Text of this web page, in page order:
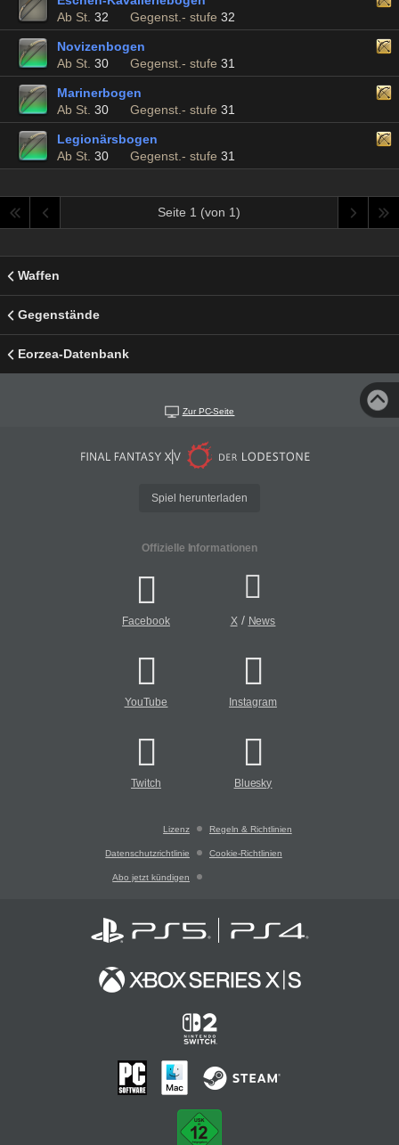
Ab St. 32 Gegenst.- stufe 32
Novizenbogen
Ab St. 30 Gegenst.- stufe 31
Marinerbogen
Ab St. 30 Gegenst.- stufe 31
Legionärsbogen
Ab St. 30 Gegenst.- stufe 31
Seite 1 (von 1)
Waffen
Gegenstände
Eorzea-Datenbank
Zur PC-Seite
Spiel herunterladen
Offizielle Informationen
Facebook X/ News
YouTube Instagram
Twitch Bluesky
Lizenz Regeln & Richtlinien
Datenschutzrichtlinie Cookie-Richtlinien
Abo jetzt kündigen